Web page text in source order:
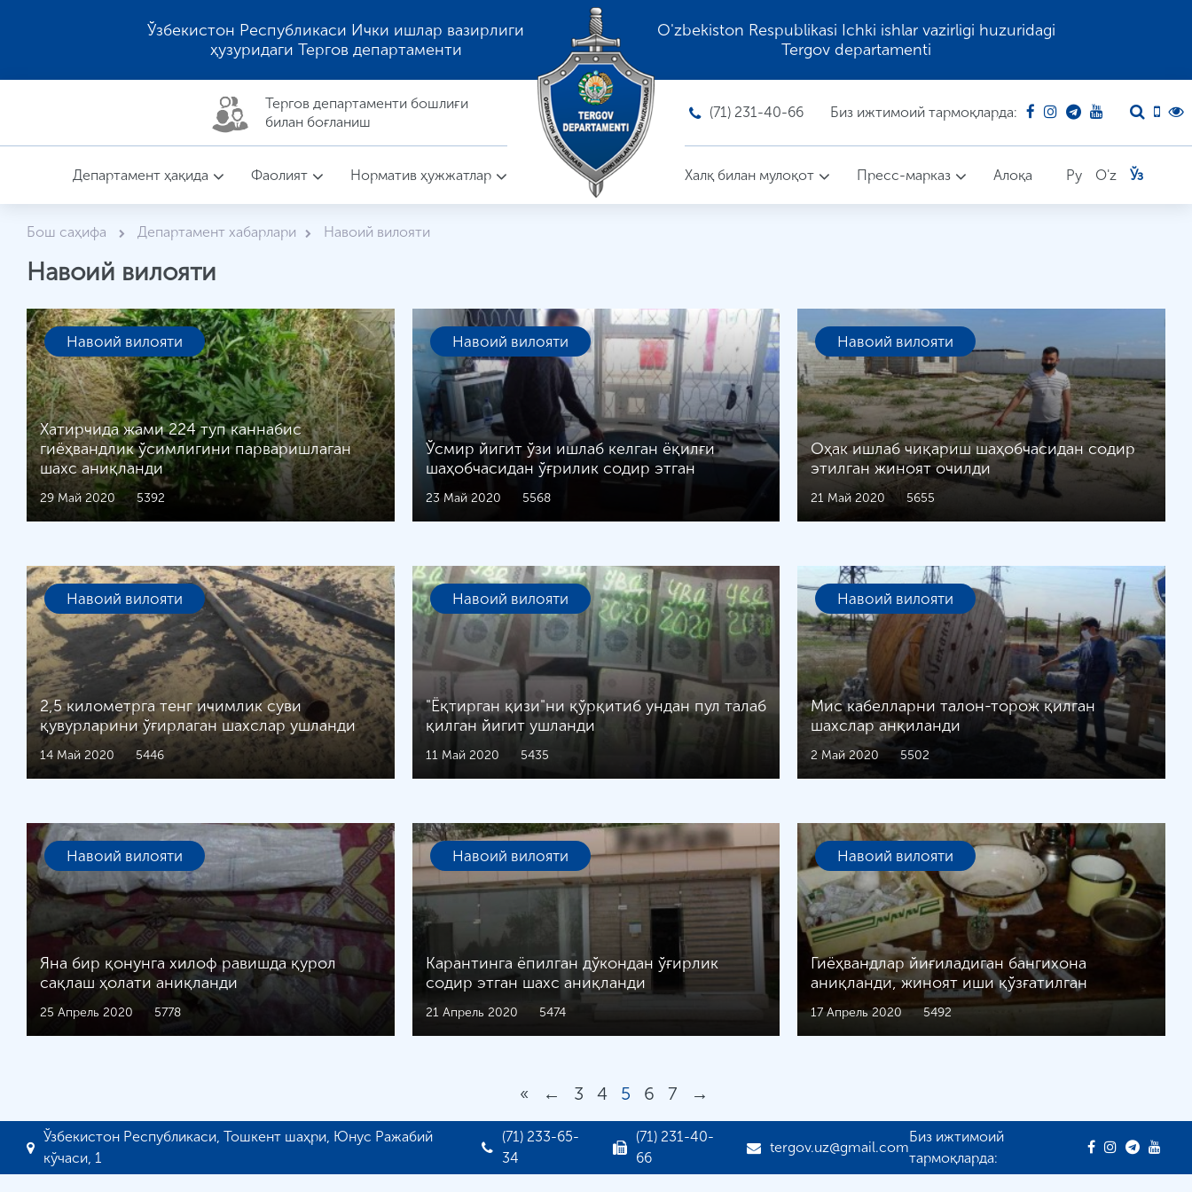
Ўзбекистон Республикаси Ички ишлар вазирлиги
ҳузуридаги Тергов департаменти
O'zbekiston Respublikasi Ichki ishlar vazirligi huzuridagi
Tergov departamenti
Тергов департaменти бошлиғи
билан боғланиш
(71) 231-40-66 Биз ижтимоий тармоқларда:
Департамент ҳақида Фаолият Норматив ҳужжатлар Халқ билан мулоқот Пресс-марказ Алоқа Ру O'z Ўз
Бош саҳифа Департамент хабарлари Навоий вилояти
Навоий вилояти
Навоий вилояти
Хатирчида жами 224 туп каннабис
гиёҳвандлик ўсимлигини парваришлаган
шахс аниқланди
29 Май 2020 5392
Навоий вилояти
Ўсмир йигит ўзи ишлаб келган ёқилғи
шаҳобчасидан ўғрилик содир этган
23 Май 2020 5568
Навоий вилояти
Оҳак ишлаб чиқариш шаҳобчасидан содир
этилган жиноят очилди
21 Май 2020 5655
Навоий вилояти
2,5 километрга тенг ичимлик суви
қувурларини ўғирлаган шахслар ушланди
14 Май 2020 5446
Навоий вилояти
"Ёқтирган қизи"ни қўрқитиб ундан пул талаб
қилган йигит ушланди
11 Май 2020 5435
Навоий вилояти
Мис кабелларни талон-торож қилган
шахслар анқиланди
2 Май 2020 5502
Навоий вилояти
Яна бир қонунга хилоф равишда қурол
сақлаш ҳолати аниқланди
25 Апрель 2020 5778
Навоий вилояти
Карантинга ёпилган дўкондан ўғирлик
содир этган шахс аниқланди
21 Апрель 2020 5474
Навоий вилояти
Гиёҳвандлар йиғиладиган бангихона
аниқланди, жиноят иши қўзғатилган
17 Апрель 2020 5492
« ← 3 4 5 6 7 →
Ўзбекистон Республикаси, Тошкент шаҳри, Юнус Ражабий
кўчаси, 1
(71) 233-65-
34
(71) 231-40-
66
tergov.uz@gmail.com
Биз ижтимоий
тармоқларда: